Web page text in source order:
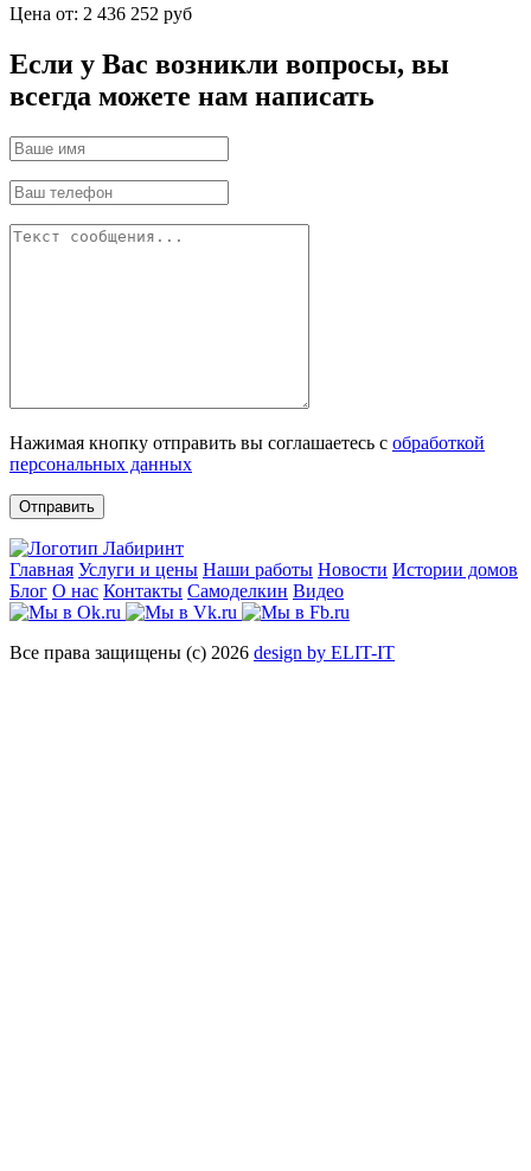
Цена от: 2 436 252 руб
Если у Вас возникли вопросы, вы
всегда можете нам написать
Нажимая кнопку отправить вы соглашаетесь с обработкой
персональных данных
Отправить
Главная Услуги и цены Наши работы Новости Истории домов
Блог О нас Контакты Самоделкин Видео
Все права защищены (с) 2026 design by ELIT-IT